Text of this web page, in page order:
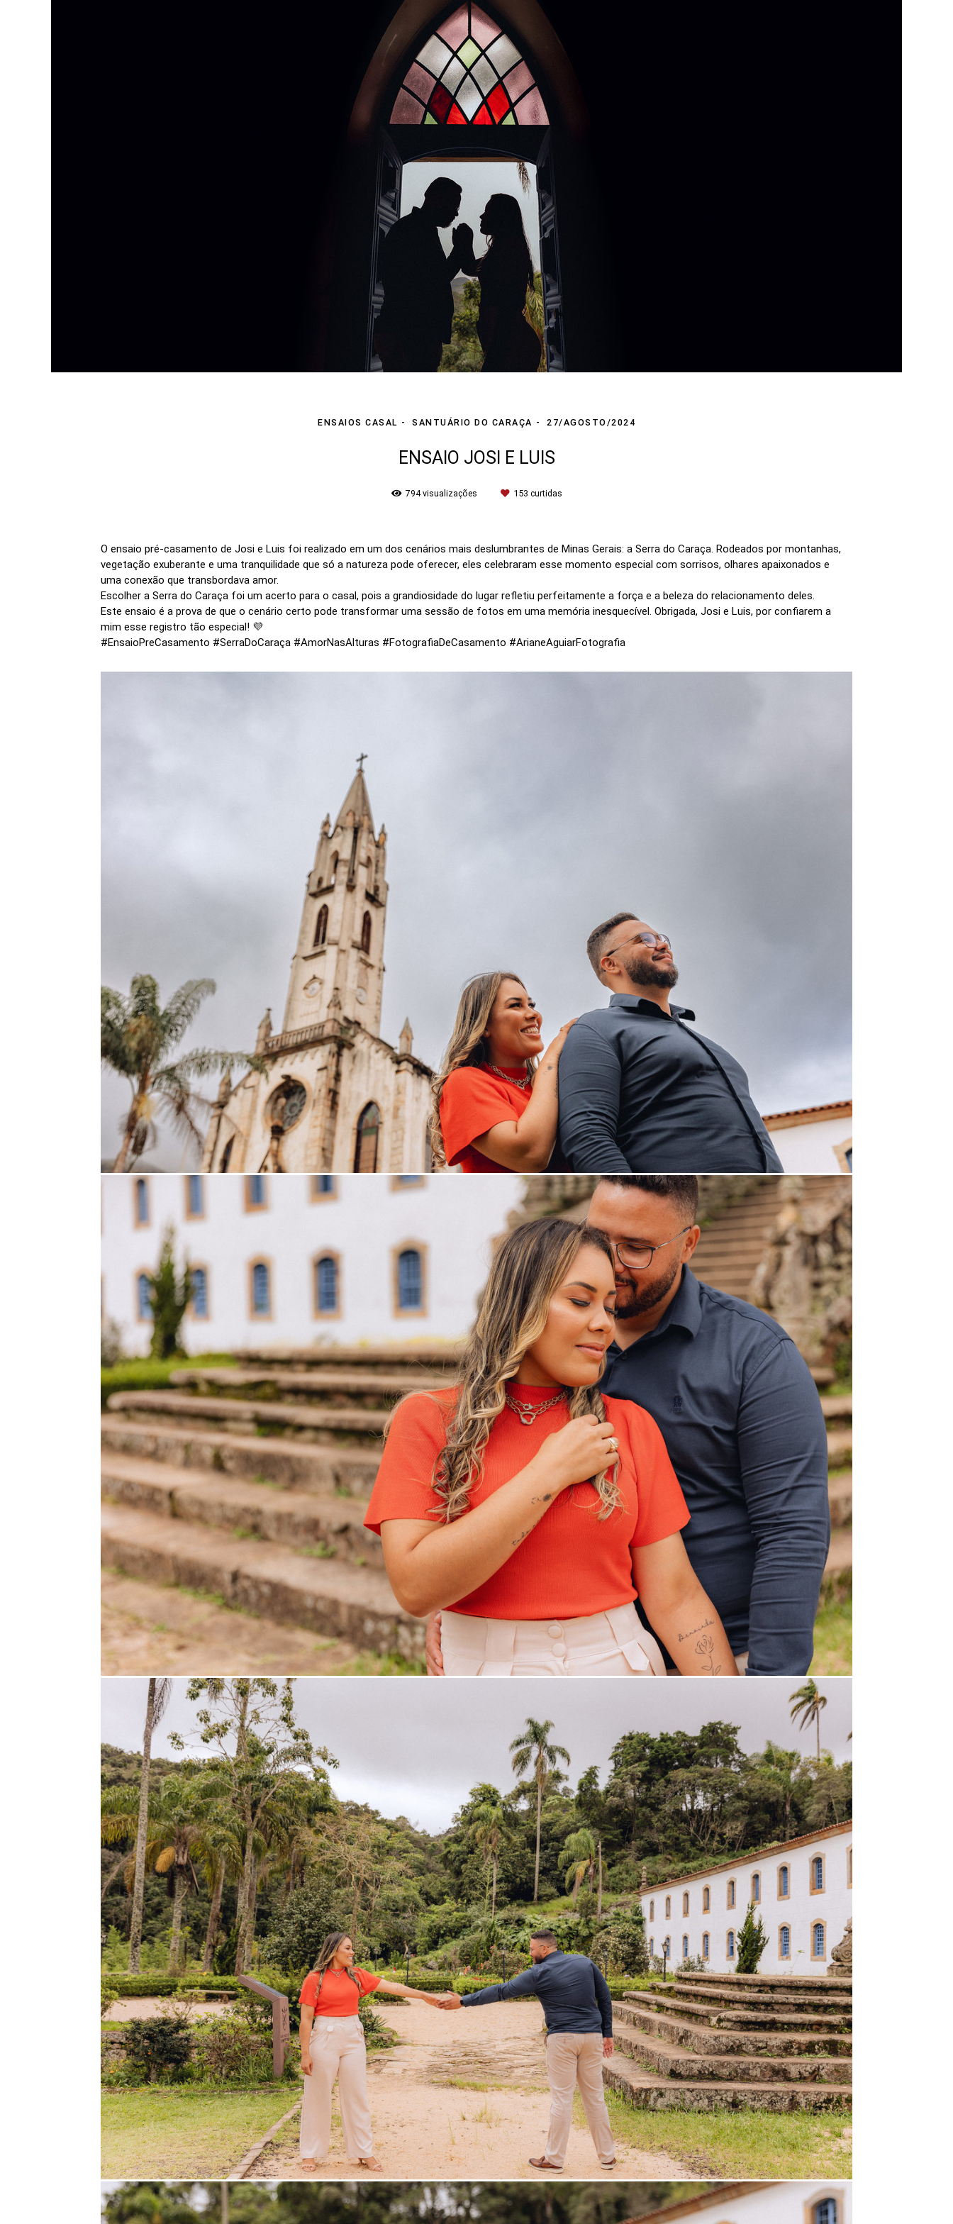
ENSAIOS CASAL SANTUÁRIO DO CARAÇA 27/AGOSTO/2024
ENSAIO JOSI E LUIS
794visualizações 153 curtidas
O ensaio pré-casamento de Josi e Luis foi realizado em um dos cenários mais deslumbrantes de Minas Gerais: a Serra do Caraça. Rodeados por montanhas,
vegetação exuberante e uma tranquilidade que só a natureza pode oferecer, eles celebraram esse momento especial com sorrisos, olhares apaixonados e
uma conexão que transbordava amor.
Escolher a Serra do Caraça foi um acerto para o casal, pois a grandiosidade do lugar refletiu perfeitamente a força e a beleza do relacionamento deles.
Este ensaio é a prova de que o cenário certo pode transformar uma sessão de fotos em uma memória inesquecível. Obrigada, Josi e Luis, por confiarem a
mim esse registro tão especial! 💜
#EnsaioPreCasamento #SerraDoCaraça #AmorNasAlturas #FotografiaDeCasamento #ArianeAguiarFotografia